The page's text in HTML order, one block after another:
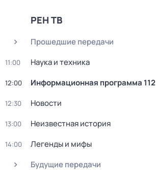
РЕН ТВ
Прошедшие передачи
11:00 Наука и техника
12:00 Информационная программа 112
12:30 Новости
13:00 Неизвестная история
14:00
Легенды и мифы
Будущие передачи